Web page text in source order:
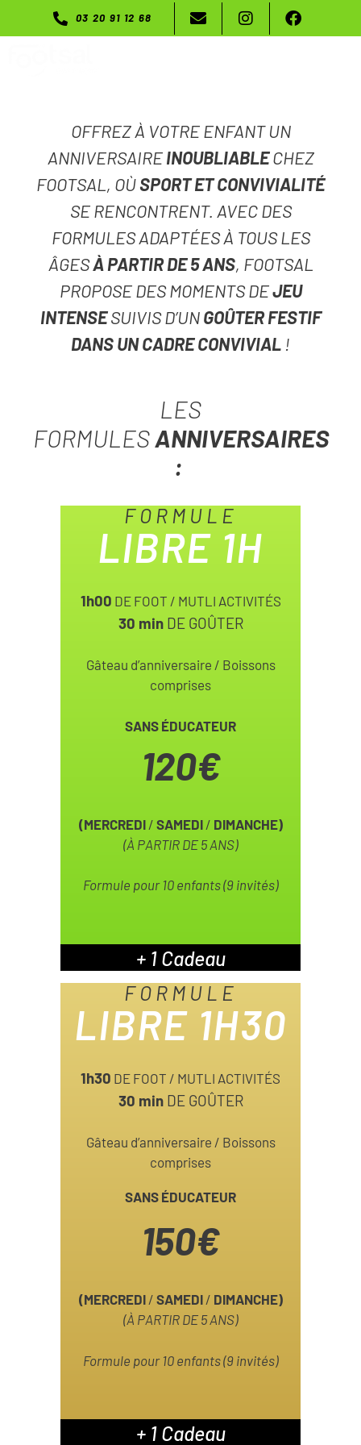
03 20 91 12 68
OFFREZ À VOTRE ENFANT UN
ANNIVERSAIREINOUBLIABLECHEZ
FOOTSAL, OÙSPORT ET CONVIVIALITÉ
SE RENCONTRENT. AVEC DES
FORMULES ADAPTÉES À TOUS LES
ÂGESÀ PARTIR DE 5 ANS, FOOTSAL
PROPOSE DES MOMENTS DEJEU
INTENSESUIVIS D’UNGOÛTER FESTIF
DANS UN CADRE CONVIVIAL !
LES
FORMULESANNIVERSAIRES
:
FORMULE
LIBRE 1H
1h00 DE FOOT / MUTLI ACTIVITÉS
30 minDE GOÛTER
Gâteau d’anniversaire / Boissons
comprises
SANS ÉDUCATEUR
120€
(MERCREDI / SAMEDI / DIMANCHE)
(À PARTIR DE 5 ANS)
Formule pour 10 enfants (9 invités)
+ 1 Cadeau
FORMULE
LIBRE 1H30
1h30 DE FOOT / MUTLI ACTIVITÉS
30 minDE GOÛTER
Gâteau d’anniversaire / Boissons
comprises
SANS ÉDUCATEUR
150€
(MERCREDI / SAMEDI / DIMANCHE)
(À PARTIR DE 5 ANS)
Formule pour 10 enfants (9 invités)
+ 1 Cadeau